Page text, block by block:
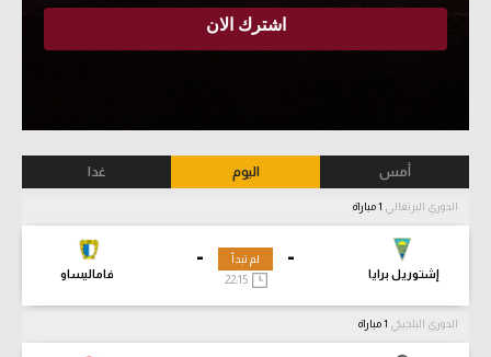
أمس اليوم غدا
الدوري البرتغالي
-
إشتوريل برايا
-
فاماليساو
لم تبدأ
22:15
الدوري البلجيكي